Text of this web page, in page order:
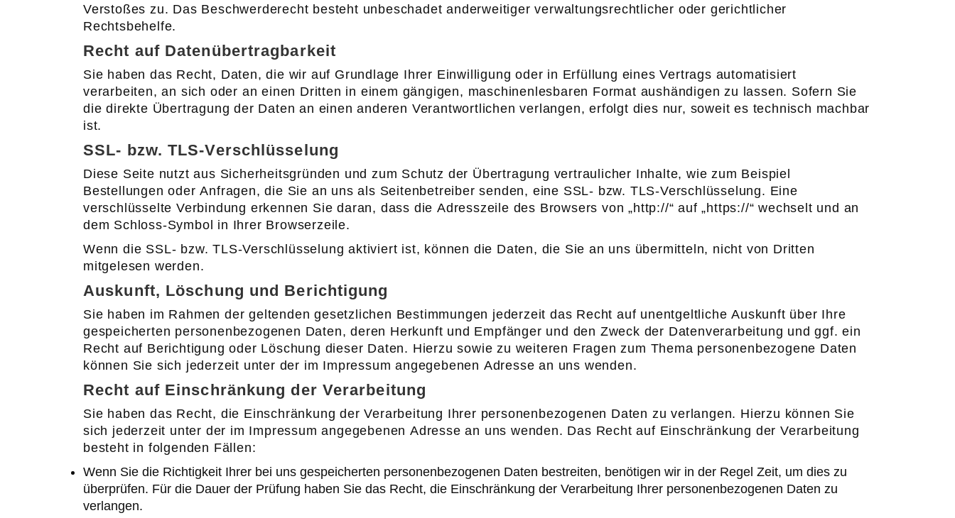
Verstoßes zu. Das Beschwerderecht besteht unbeschadet anderweitiger verwaltungsrechtlicher oder gerichtlicher
Rechtsbehelfe.
Recht auf Datenübertragbarkeit
Sie haben das Recht, Daten, die wir auf Grundlage Ihrer Einwilligung oder in Erfüllung eines Vertrags automatisiert
verarbeiten, an sich oder an einen Dritten in einem gängigen, maschinenlesbaren Format aushändigen zu lassen. Sofern Sie
die direkte Übertragung der Daten an einen anderen Verantwortlichen verlangen, erfolgt dies nur, soweit es technisch machbar
ist.
SSL- bzw. TLS-Verschlüsselung
Diese Seite nutzt aus Sicherheitsgründen und zum Schutz der Übertragung vertraulicher Inhalte, wie zum Beispiel
Bestellungen oder Anfragen, die Sie an uns als Seitenbetreiber senden, eine SSL- bzw. TLS-Verschlüsselung. Eine
verschlüsselte Verbindung erkennen Sie daran, dass die Adresszeile des Browsers von „http://“ auf „https://“ wechselt und an
dem Schloss-Symbol in Ihrer Browserzeile.
Wenn die SSL- bzw. TLS-Verschlüsselung aktiviert ist, können die Daten, die Sie an uns übermitteln, nicht von Dritten
mitgelesen werden.
Auskunft, Löschung und Berichtigung
Sie haben im Rahmen der geltenden gesetzlichen Bestimmungen jederzeit das Recht auf unentgeltliche Auskunft über Ihre
gespeicherten personenbezogenen Daten, deren Herkunft und Empfänger und den Zweck der Datenverarbeitung und ggf. ein
Recht auf Berichtigung oder Löschung dieser Daten. Hierzu sowie zu weiteren Fragen zum Thema personenbezogene Daten
können Sie sich jederzeit unter der im Impressum angegebenen Adresse an uns wenden.
Recht auf Einschränkung der Verarbeitung
Sie haben das Recht, die Einschränkung der Verarbeitung Ihrer personenbezogenen Daten zu verlangen. Hierzu können Sie
sich jederzeit unter der im Impressum angegebenen Adresse an uns wenden. Das Recht auf Einschränkung der Verarbeitung
besteht in folgenden Fällen:
Wenn Sie die Richtigkeit Ihrer bei uns gespeicherten personenbezogenen Daten bestreiten, benötigen wir in der Regel Zeit, um dies zu
überprüfen. Für die Dauer der Prüfung haben Sie das Recht, die Einschränkung der Verarbeitung Ihrer personenbezogenen Daten zu
verlangen.